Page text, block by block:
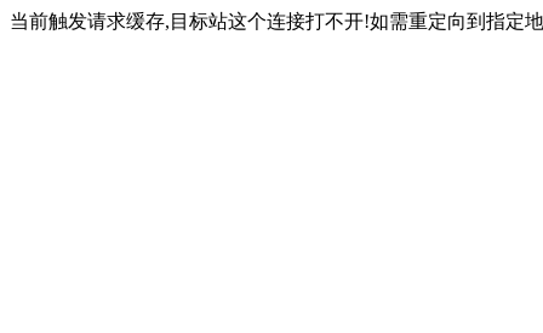
当前触发请求缓存,目标站这个连接打不开!如需重定向到指定